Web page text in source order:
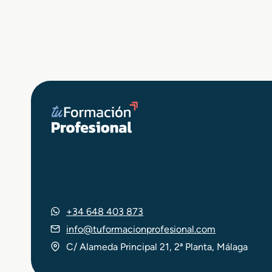
+34 648 403 873
info@tuformacionprofesional.com
C/ Alameda Principal 21, 2ª Planta, Málaga